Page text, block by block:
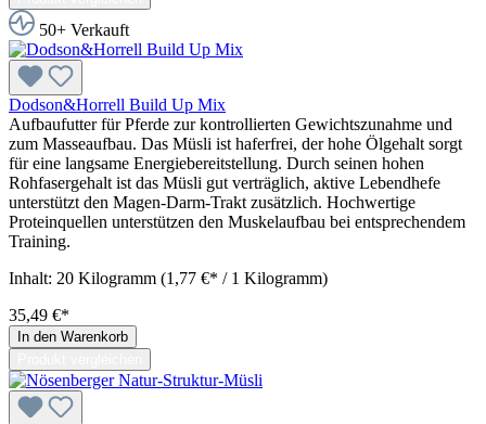
50+ Verkauft
Dodson&Horrell Build Up Mix
Aufbaufutter für Pferde zur kontrollierten Gewichtszunahme und
zum Masseaufbau. Das Müsli ist haferfrei, der hohe Ölgehalt sorgt
für eine langsame Energiebereitstellung. Durch seinen hohen
Rohfasergehalt ist das Müsli gut verträglich, aktive Lebendhefe
unterstützt den Magen-Darm-Trakt zusätzlich. Hochwertige
Proteinquellen unterstützen den Muskelaufbau bei entsprechendem
Training.
Inhalt: 20 Kilogramm (1,77 €* / 1 Kilogramm)
35,49 €*
In den Warenkorb